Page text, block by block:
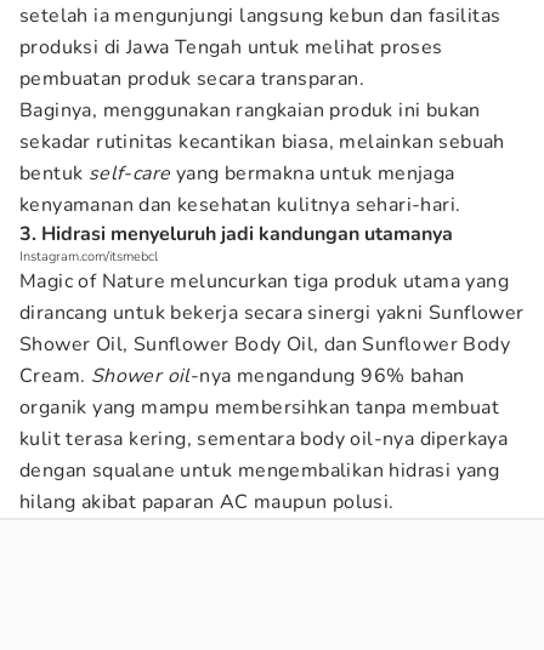
setelah ia mengunjungi langsung kebun dan fasilitas
produksi di Jawa Tengah untuk melihat proses
pembuatan produk secara transparan.
Baginya, menggunakan rangkaian produk ini bukan
sekadar rutinitas kecantikan biasa, melainkan sebuah
bentuk self-care yang bermakna untuk menjaga
kenyamanan dan kesehatan kulitnya sehari-hari.
3. Hidrasi menyeluruh jadi kandungan utamanya
Instagram.com/itsmebcl
Magic of Nature meluncurkan tiga produk utama yang
dirancang untuk bekerja secara sinergi yakni Sunflower
Shower Oil, Sunflower Body Oil, dan Sunflower Body
Cream. Shower oil-nya mengandung 96% bahan
organik yang mampu membersihkan tanpa membuat
kulit terasa kering, sementara body oil-nya diperkaya
dengan squalane untuk mengembalikan hidrasi yang
hilang akibat paparan AC maupun polusi.